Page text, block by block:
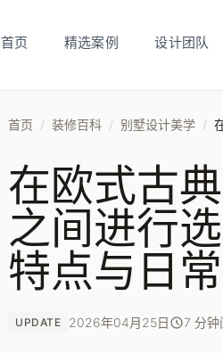
首页 精选案例 设计团队
首页 / 装修百科 / 别墅设计美学 /
在欧式古
之间进行
特点与日
UPDATE 2026年04月25日 7 分钟